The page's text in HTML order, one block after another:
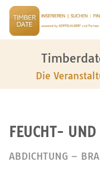
Die
FEUCHT-
ABDICHTUNG –